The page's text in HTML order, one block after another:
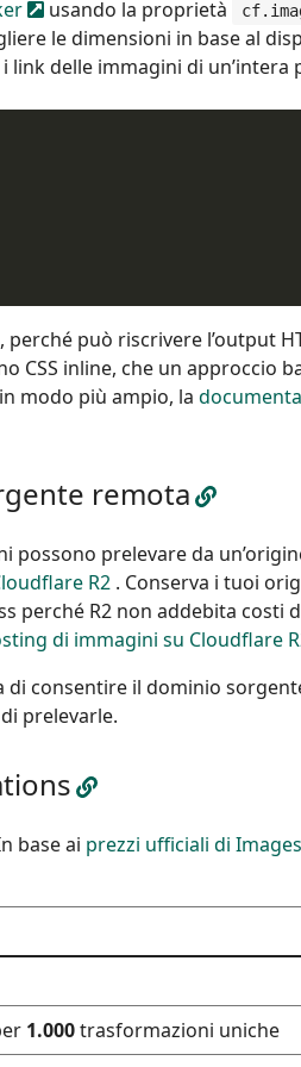
usando la proprietà
le dimensioni in base al
delle immagini di un’intera
;
può riscrivere l’output
CSS inline, che un approccio
modo più ampio, la
remota
possono prelevare da
R2 . Conserva i tuoi
perché R2 non addebita costi
di immagini su Cloudflare
consentire il dominio
prelevarle.
base ai prezzi ufficiali di Images
1.000trasformazioni uniche